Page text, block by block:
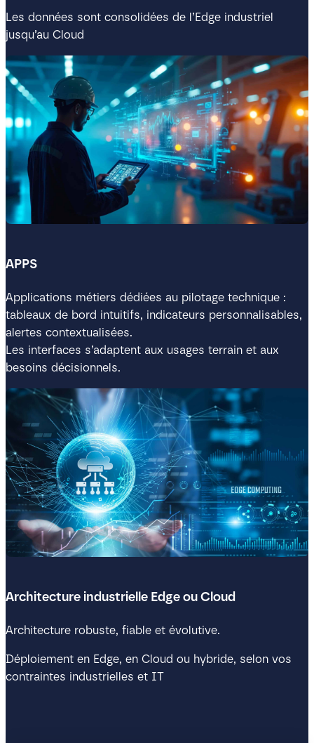
Les données sont consolidées de l’Edge industriel
jusqu’au Cloud
APPS
Applications métiers dédiées au pilotage technique :
tableaux de bord intuitifs, indicateurs personnalisables,
alertes contextualisées.
Les interfaces s’adaptent aux usages terrain et aux
besoins décisionnels.
Architecture industrielle Edge ou Cloud
Architecture robuste, fiable et évolutive.
Déploiement en Edge, en Cloud ou hybride, selon vos
contraintes industrielles et IT